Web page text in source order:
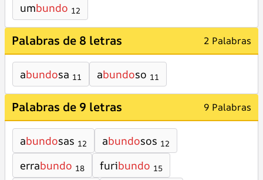
umbundo 12
Palabras de 8 letras 2 Palabras
abundosa 11 abundoso 11
Palabras de 9 letras 9 Palabras
abundosas 12 abundosos 12
errabundo 18 furibundo 15